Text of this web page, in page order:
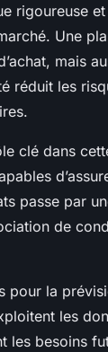
rigoureuse
Une
mais
réduit les
clé dans
passe par
de
pour la
les
les besoins